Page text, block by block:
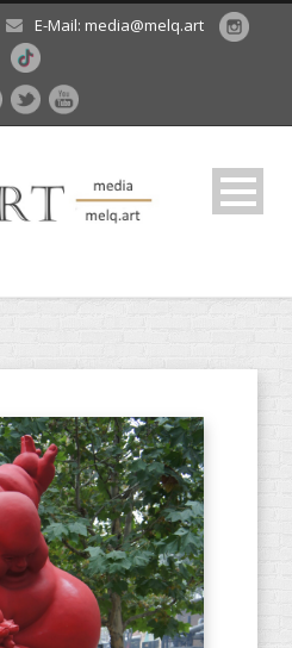
E-Mail: media@melq.art